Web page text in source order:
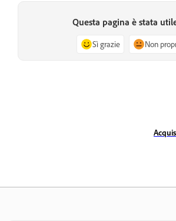
Questa pagina è stata
Sì grazie Non